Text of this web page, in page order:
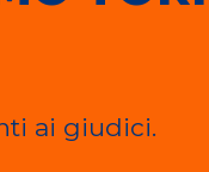
ai giudici.